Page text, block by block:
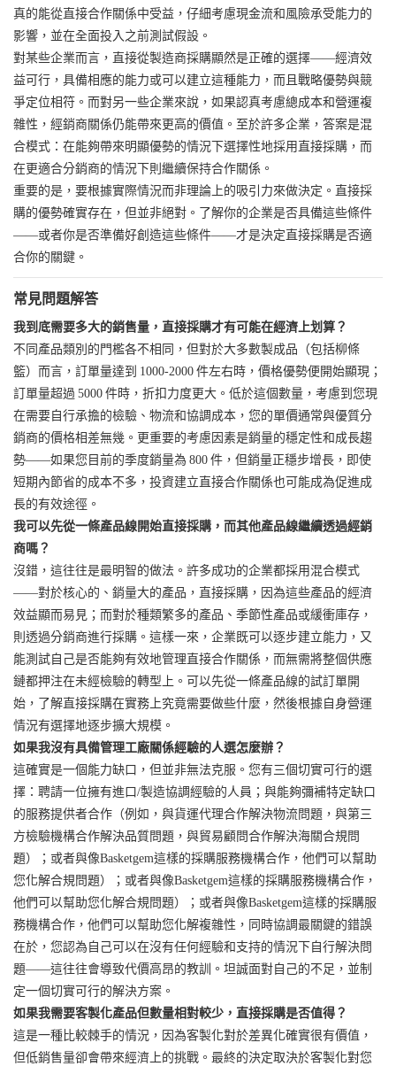
真的能從直接合作關係中受益，仔細考慮現金流和風險承受能力的
影響，並在全面投入之前測試假設。
對某些企業而言，直接從製造商採購顯然是正確的選擇——經濟效
益可行，具備相應的能力或可以建立這種能力，而且戰略優勢與競
爭定位相符。而對另一些企業來說，如果認真考慮總成本和營運複
雜性，經銷商關係仍能帶來更高的價值。至於許多企業，答案是混
合模式：在能夠帶來明顯優勢的情況下選擇性地採用直接採購，而
在更適合分銷商的情況下則繼續保持合作關係。
重要的是，要根據實際情況而非理論上的吸引力來做決定。直接採
購的優勢確實存在，但並非絕對。了解你的企業是否具備這些條件
——或者你是否準備好創造這些條件——才是決定直接採購是否適
合你的關鍵。
常見問題解答
我到底需要多大的銷售量，直接採購才有可能在經濟上划算？
不同產品類別的門檻各不相同，但對於大多數製成品（包括柳條
籃）而言，訂單量達到 1000-2000 件左右時，價格優勢便開始顯現；
訂單量超過 5000 件時，折扣力度更大。低於這個數量，考慮到您現
在需要自行承擔的檢驗、物流和協調成本，您的單價通常與優質分
銷商的價格相差無幾。更重要的考慮因素是銷量的穩定性和成長趨
勢——如果您目前的季度銷量為 800 件，但銷量正穩步增長，即使
短期內節省的成本不多，投資建立直接合作關係也可能成為促進成
長的有效途徑。
我可以先從一條產品線開始直接採購，而其他產品線繼續透過經銷
商嗎？
沒錯，這往往是最明智的做法。許多成功的企業都採用混合模式
——對於核心的、銷量大的產品，直接採購，因為這些產品的經濟
效益顯而易見；而對於種類繁多的產品、季節性產品或緩衝庫存，
則透過分銷商進行採購。這樣一來，企業既可以逐步建立能力，又
能測試自己是否能夠有效地管理直接合作關係，而無需將整個供應
鏈都押注在未經檢驗的轉型上。可以先從一條產品線的試訂單開
始，了解直接採購在實務上究竟需要做些什麼，然後根據自身營運
情況有選擇地逐步擴大規模。
如果我沒有具備管理工廠關係經驗的人選怎麼辦？
這確實是一個能力缺口，但並非無法克服。您有三個切實可行的選
擇：聘請一位擁有進口/製造協調經驗的人員；與能夠彌補特定缺口
的服務提供者合作（例如，與貨運代理合作解決物流問題，與第三
方檢驗機構合作解決品質問題，與貿易顧問合作解決海關合規問
題）；或者與像Basketgem這樣的採購服務機構合作，他們可以幫助
您化解合規問題）；或者與像Basketgem這樣的採購服務機構合作，
他們可以幫助您化解合規問題）；或者與像Basketgem這樣的採購服
務機構合作，他們可以幫助您化解複雜性，同時協調最關鍵的錯誤
在於，您認為自己可以在沒有任何經驗和支持的情況下自行解決問
題——這往往會導致代價高昂的教訓。坦誠面對自己的不足，並制
定一個切實可行的解決方案。
如果我需要客製化產品但數量相對較少，直接採購是否值得？
這是一種比較棘手的情況，因為客製化對於差異化確實很有價值，
但低銷售量卻會帶來經濟上的挑戰。最終的決定取決於客製化對您